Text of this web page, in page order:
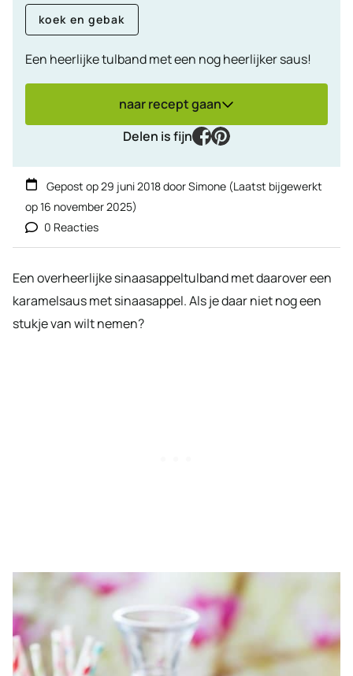
koek en gebak
Een heerlijke tulband met een nog heerlijker saus!
naar recept gaan
Delen is fijn
facebook
pinterest
Gepost op29 juni 2018doorSimone (Laatst bijgewerkt
op16 november 2025)
0 Reacties
Een overheerlijke sinaasappeltulband met daarover een
karamelsaus met sinaasappel. Als je daar niet nog een
stukje van wilt nemen?